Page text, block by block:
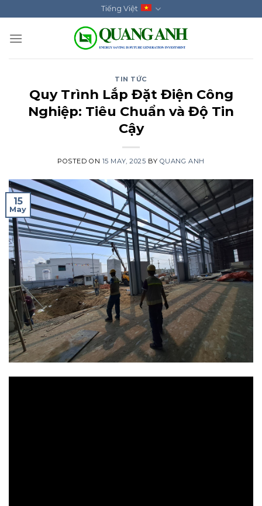
to
content
Tiếng Việt
TIN TỨC
Quy Trình Lắp Đặt Điện Công
Nghiệp: Tiêu Chuẩn và Độ Tin
Cậy
POSTED ON 15 MAY, 2025 BY QUANG ANH
15
May